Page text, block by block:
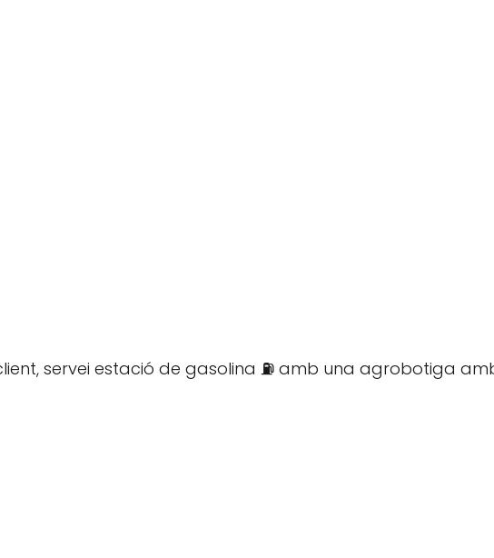
servei estació de gasolina ⛽ amb una agrobotiga